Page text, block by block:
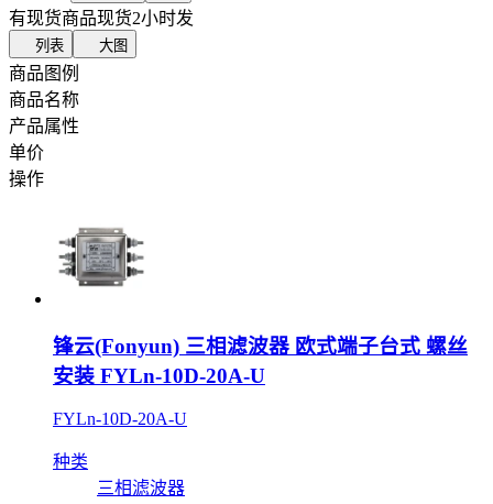
有现货商品现货2小时发
列表 大图
商品图例
商品名称
产品属性
单价
操作
锋云(Fonyun) 三相滤波器 欧式端子台式 螺丝
安装 FYLn-10D-20A-U
FYLn-10D-20A-U
种类
三相滤波器